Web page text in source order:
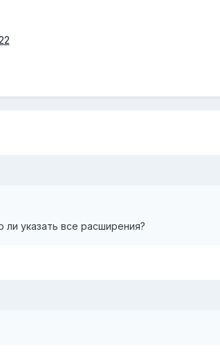
указать все расширения?